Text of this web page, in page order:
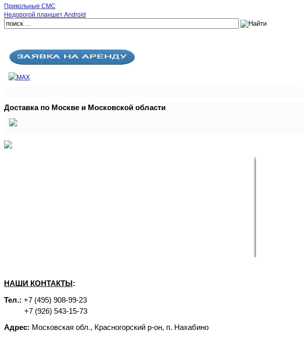
Прикольные СМС
Недорогой планшет Android
Доставка по Москве и Московской области
НАШИ КОНТАКТЫ:
Тел.: +7 (495) 908-99-23
+7 (926) 543-15-73
Адрес: Московская обл., Красногорский р-он, п. Нахабино